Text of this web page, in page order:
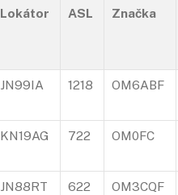
Lokátor ASL Značka
JN99IA 1218 OM6ABF
KN19AG 722 OM0FC
JN88RT 622 OM3CQF